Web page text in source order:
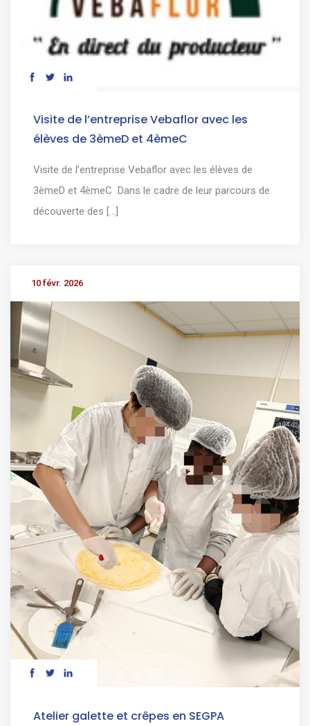
Visite de l’entreprise Vebaflor avec les
élèves de 3èmeD et 4èmeC
Visite de l’entreprise Vebaflor avec les élèves de
3èmeD et 4èmeC Dans le cadre de leur parcours de
découverte des [...]
10 févr. 2026
Atelier galette et crêpes en SEGPA